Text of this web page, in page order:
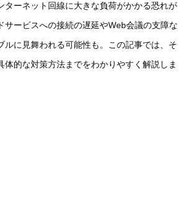
ターネット回線に大きな負荷がかかる恐れが
サービスへの接続の遅延やWeb会議の支障な
ルに見舞われる可能性も。この記事では、そ
体的な対策方法までをわかりやすく解説しま